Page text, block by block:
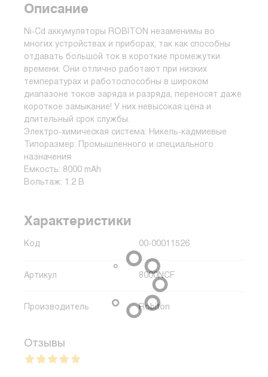
Описание
Ni-Cd аккумуляторы ROBITON незаменимы во
многих устройствах и приборах, так как способны
отдавать большой ток в короткие промежутки
времени. Они отлично работают при низких
температурах и работоспособны в широком
диапазоне токов заряда и разряда, переносят даже
короткое замыкание! У них невысокая цена и
длительный срок службы.
Электро-химическая система: Никель-кадмиевые
Типоразмер: Промышленного и специального
назначения
Емкость: 8000 mAh
Вольтаж: 1.2 В
Характеристики
Код 00-00011526
Артикул 8000NCF
Производитель Robiton
Отзывы